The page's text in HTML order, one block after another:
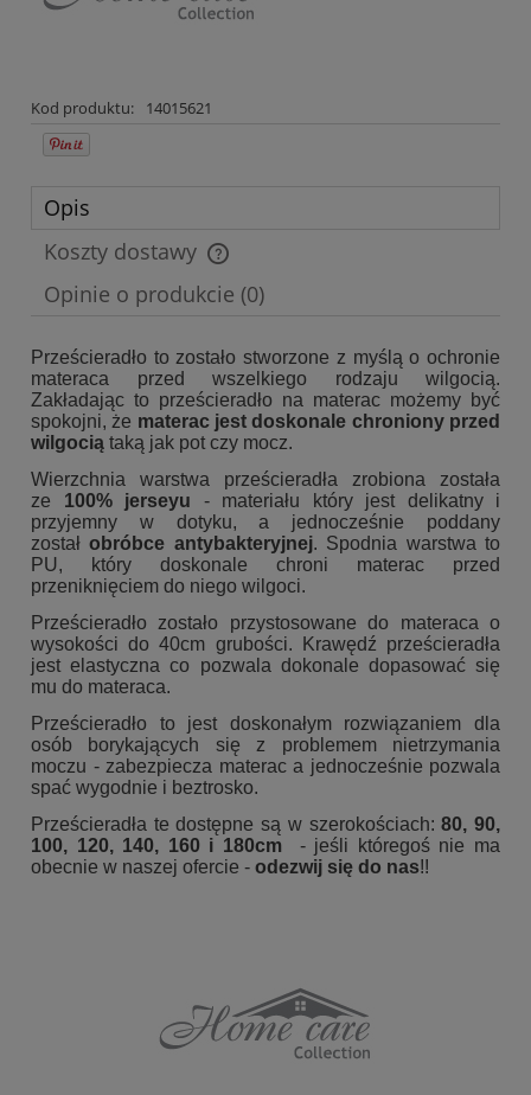
Kod produktu: 14015621
Opis
Koszty dostawy
Cena nie zawiera ewentualnych kosztów płatności
Opinie o produkcie (0)
Prześcieradło to zostało stworzone z myślą o ochronie
materaca przed wszelkiego rodzaju wilgocią.
Zakładając to prześcieradło na materac możemy być
spokojni, że materac jest doskonale chroniony przed
wilgocią taką jak pot czy mocz.
Wierzchnia warstwa prześcieradła zrobiona została
ze 100% jerseyu - materiału który jest delikatny i
przyjemny w dotyku, a jednocześnie poddany
zostałobróbce antybakteryjnej. Spodnia warstwa to
PU, który doskonale chroni materac przed
przeniknięciem do niego wilgoci.
Prześcieradło zostało przystosowane do materaca o
wysokości do 40cm grubości. Krawędź prześcieradła
jest elastyczna co pozwala dokonale dopasować się
mu do materaca.
Prześcieradło to jest doskonałym rozwiązaniem dla
osób borykających się z problemem nietrzymania
moczu - zabezpiecza materac a jednocześnie pozwala
spać wygodnie i beztrosko.
Prześcieradła te dostępne są w szerokościach:80, 90,
100, 120, 140, 160 i 180cm - jeśli któregoś nie ma
obecnie w naszej ofercie - odezwij się do nas!!